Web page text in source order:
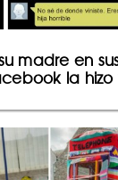
madre en
la hizo